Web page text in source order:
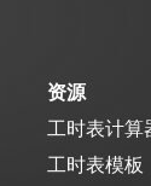
资源
工时表计算
工时表模板